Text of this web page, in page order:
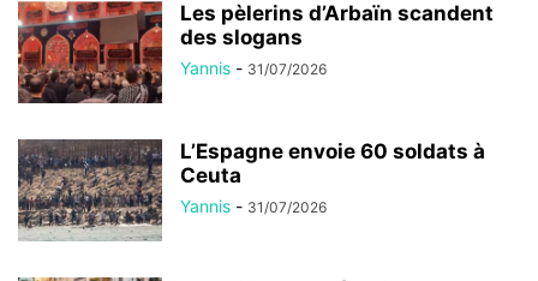
Les pèlerins d’Arbaïn scandent
des slogans
Yannis - 31/07/2026
L’Espagne envoie 60 soldats à
Ceuta
Yannis - 31/07/2026